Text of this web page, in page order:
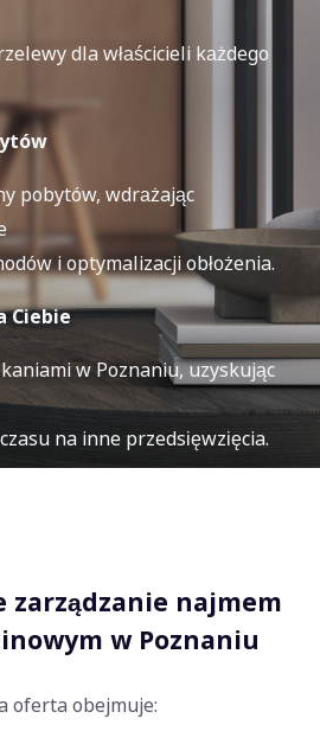
dla właścicieli każdego
pobytów, wdrażając
i optymalizacji obłożenia.
Ciebie
w Poznaniu, uzyskując
na inne przedsięwzięcia.
zarządzanie najmem
w Poznaniu
oferta obejmuje: